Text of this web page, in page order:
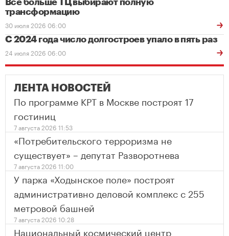
Все больше ТЦ выбирают полную
трансформацию
30 июля 2026 06:00
С 2024 года число долгостроев упало в пять раз
24 июля 2026 06:00
ЛЕНТА НОВОСТЕЙ
По программе КРТ в Москве построят 17
гостиниц
7 августа 2026 11:53
«Потребительского терроризма не
существует» – депутат Разворотнева
7 августа 2026 11:00
У парка «Ходынское поле» построят
административно деловой комплекс с 255
метровой башней
7 августа 2026 10:28
Национальный космический центр